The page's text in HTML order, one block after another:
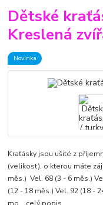
Dětské
Kreslená
Novinka
Kraťásky jsou ušité z
(velikost), o kterou máte
měs.) Vel. 68 (3 - 6 měs.)
(12 - 18 měs.) Vel. 92 (18 -